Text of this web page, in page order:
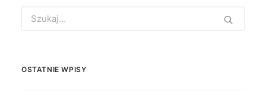
for:
OSTATNIE WPISY